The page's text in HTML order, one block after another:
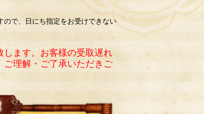
で、日にち指定をお受けできない
ます。お客様の受取遅れ
理解・ご了承いただきご